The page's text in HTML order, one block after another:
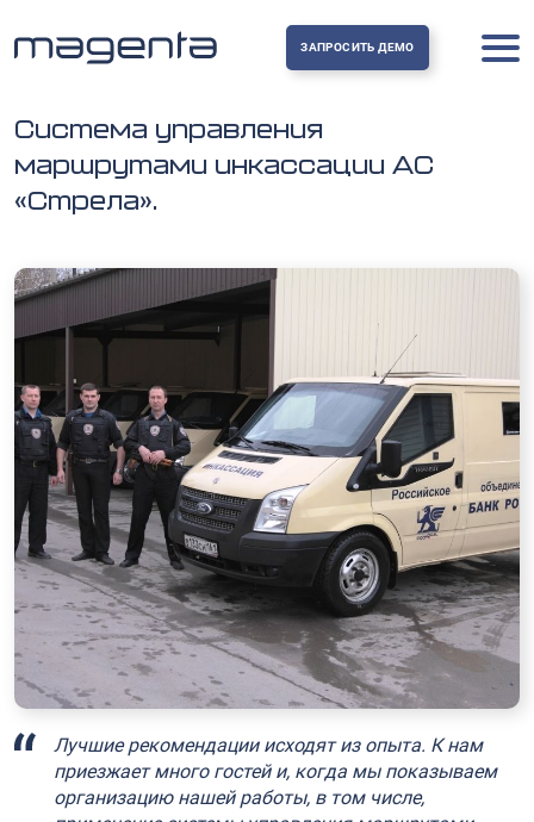
ЗАПРОСИТЬ ДЕМО
Система управления
маршрутами инкассации АС
«Стрела».
Лучшие рекомендации исходят из опыта. К нам
приезжает много гостей и, когда мы показываем
организацию нашей работы, в том числе,